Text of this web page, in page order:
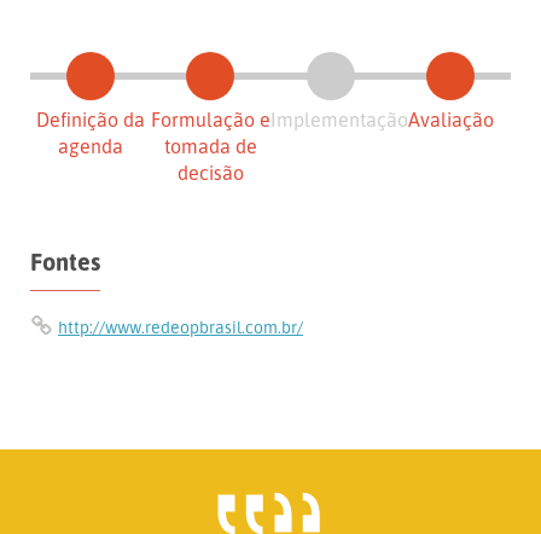
Definição da
agenda
Formulação e
tomada de
decisão
ImplementaçãoAvaliação
Fontes
http://www.redeopbrasil.com.br/